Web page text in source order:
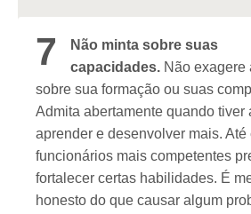
7
Não minta sobre suas
capacidades. Não exagere
sobre sua formação ou suas
Admita abertamente quando tiver
aprender e desenvolver mais. Até
funcionários mais competentes
fortalecer certas habilidades. É
honesto do que causar algum